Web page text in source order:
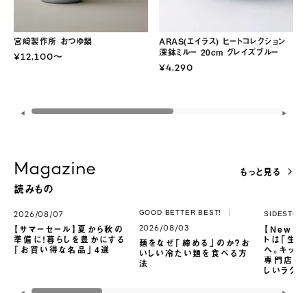
宮﨑製作所 おつゆ鍋
¥12,100〜
ARAS(エイラス) ヒートコレクション
深鉢ミルー 20cm グレイズブルー
¥4,290
◀ ▶
Magazine
読みもの
もっと見る
2026/08/07
【サマーセール】夏から秋の
準備に！暮らしを豊かにする
「お買い得な名品」4選
GOOD BETTER BEST!
2026/08/03
麺をなぜ「締める」のか？お
いしい冷たい麺を食べる方
法
【New
トは「生
へ。キッ
専門店が
しいラグ